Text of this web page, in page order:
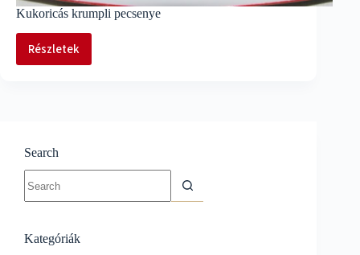
Kukoricás krumpli pecsenye
Részletek
Kukoricás
Search
results
Kategóriák